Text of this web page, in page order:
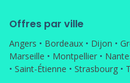
Offres par ville
Angers • Bordeaux • Dijon •
Marseille • Montpellier •
• Saint-Étienne • Strasbourg •